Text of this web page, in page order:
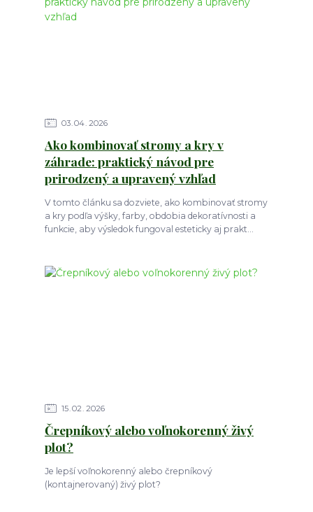
03 04 2026
Ako kombinovať stromy a kry v
záhrade: praktický návod pre
prirodzený a upravený vzhľad
V tomto článku sa dozviete, ako kombinovať stromy
a kry podľa výšky, farby, obdobia dekoratívnosti a
funkcie, aby výsledok fungoval esteticky aj prakt...
15 02 2026
Črepníkový alebo voľnokorenný živý
plot?
Je lepší voľnokorenný alebo črepníkový
(kontajnerovaný) živý plot?